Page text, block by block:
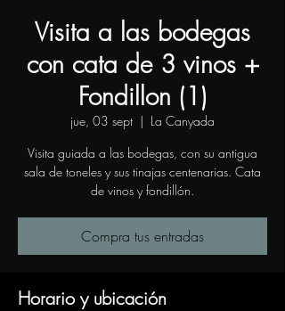
Visita a las bodegas
con cata de 3 vinos +
Fondillon (1)
jue, 03 sept
  |
La Canyada
Visita guiada a las bodegas, con su antigua
sala de toneles y sus tinajas centenarias. Cata
de vinos y fondillón.
Compra tus entradas
Horario y ubicación